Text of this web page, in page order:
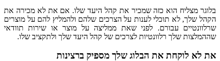
בלוגר מצליח הוא כזה שמכיר את קהל היעד שלו. אם את לא מכירה את
הקהל שלך, לא תוכלי לענות על הצרכים שלהם ולהמליץ להם על מוצרים
שרלוונטיים עבורם. לפני שאת ממליצה על מוצר או שירות תוודאי
שההמלצות שלך רלוונטיות לצרכים של קהל היעד שלך ולתקציב שלו.
את לא לוקחת את הבלוג שלך מספיק ברצינות